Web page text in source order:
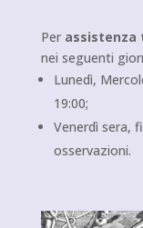
Per assistenza
nei seguenti
Lunedì,
19:00;
Venerdì sera,
osservazioni.